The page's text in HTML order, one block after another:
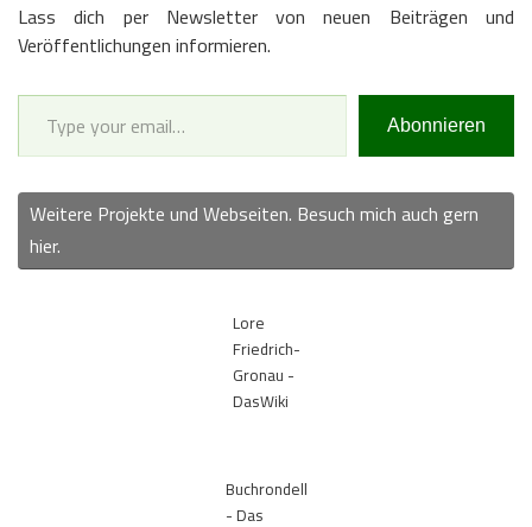
Lass dich per Newsletter von neuen Beiträgen und
Veröffentlichungen informieren.
Type your email…
Abonnieren
Weitere Projekte und Webseiten. Besuch mich auch gern
hier.
Lore
Friedrich-
Gronau -
DasWiki
Buchrondell
- Das